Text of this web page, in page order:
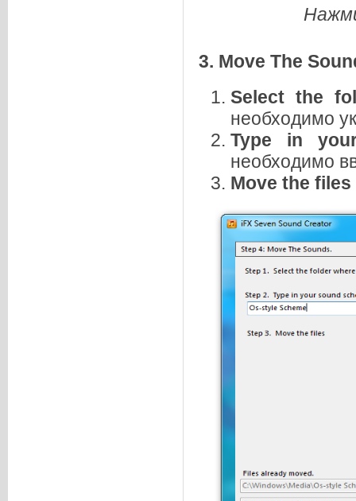
3. Move The
Select the
необходимо
Type in
необходимо
Move the files